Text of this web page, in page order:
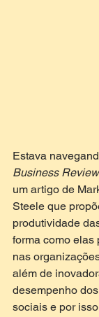
Estava
Business Review
um artigo de
Steele que
produtividade
forma como elas
nas
além de
desempenho
sociais e por